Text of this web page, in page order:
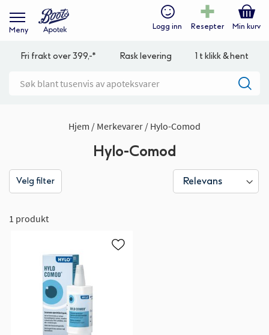
Meny Logg inn Resepter Min kurv
Fri frakt over 399,-* Rask levering 1 t klikk & hent
Hjem Merkevarer Hylo-Comod
Hylo-Comod
Velg filter
1 produkt